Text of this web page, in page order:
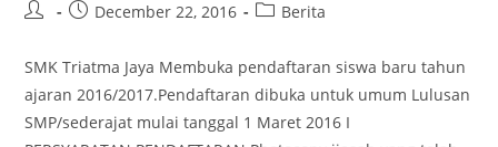
December 22, 2016 Berita
SMK Triatma Jaya Membuka pendaftaran siswa baru tahun
ajaran 2016/2017.Pendaftaran dibuka untuk umum Lulusan
SMP/sederajat mulai tanggal 1 Maret 2016 I